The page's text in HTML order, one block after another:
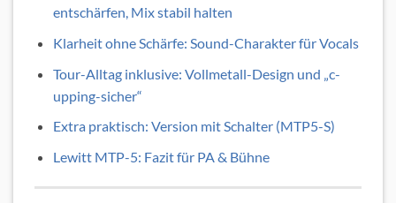
entschärfen, Mix stabil halten
Klarheit ohne Schärfe: Sound-Charakter für Vocals
Tour-Alltag inklusive: Vollmetall-Design und „c­­
upping-sicher“
Extra praktisch: Version mit Schalter (MTP5-S)
Lewitt MTP-5: Fazit für PA & Bühne